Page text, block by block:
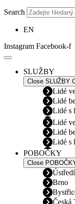
Search
EN
Instagram Facebook-f
SLUŽBY
Close SLUŽBY
Lidé
Lidé
Lidé s
Lidé
Lidé
Lidé s
POBOČKY
Close
Brno
Česká